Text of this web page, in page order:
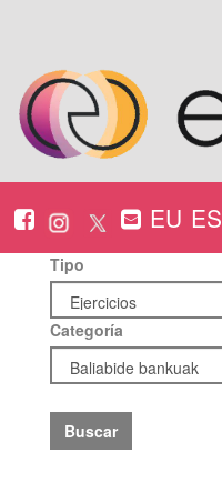
EU ES
Tipo
Categoría
Buscar